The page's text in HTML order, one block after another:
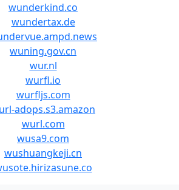
wunderkind.co
wundertax.de
wuning.gov.cn
wur.nl
wurfl.io
wurfljs.com
adops.s3.amazon
wurl.com
wusa9.com
wushuangkeji.cn